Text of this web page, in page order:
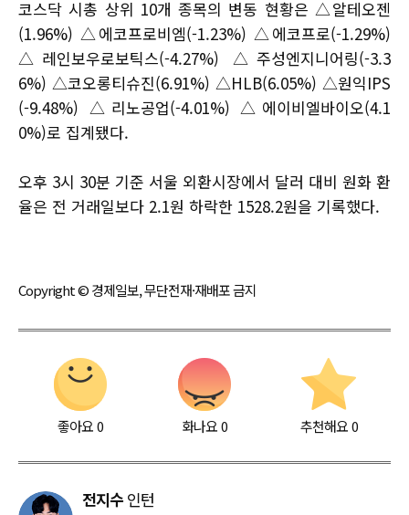
코스닥 시총 상위 10개 종목의 변동 현황은 △알테오젠
(1.96%) △에코프로비엠(-1.23%) △에코프로(-1.29%)
△레인보우로보틱스(-4.27%) △주성엔지니어링(-3.3
6%) △코오롱티슈진(6.91%) △HLB(6.05%) △원익IPS
(-9.48%) △리노공업(-4.01%) △에이비엘바이오(4.1
0%)로 집계됐다.
오후 3시 30분 기준 서울 외환시장에서 달러 대비 원화 환
율은 전 거래일보다 2.1원 하락한 1528.2원을 기록했다.
Copyright © 경제일보, 무단전재·재배포 금지
좋아요0 화나요0 추천해요 0
전지수 인턴